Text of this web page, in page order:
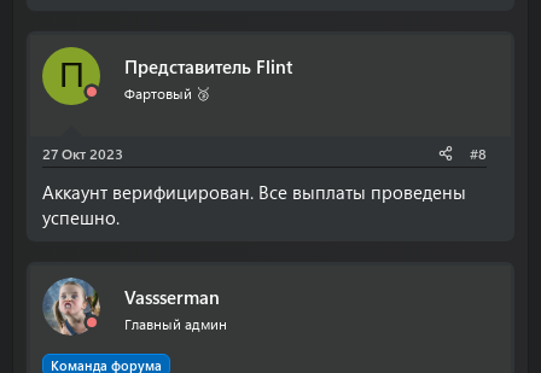
П Представитель Flint
Фартовый 🥉
27 Окт 2023 #8
Аккаунт верифицирован. Все выплаты проведены
успешно.
Vassserman
Главный админ
Команда форума